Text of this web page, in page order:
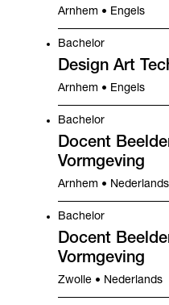
Arnhem • Engels
Bachelor
Design Art
Arnhem • Engels
Bachelor
Docent
Vormgeving
Arnhem • Nederlands
Bachelor
Docent
Vormgeving
Zwolle • Nederlands